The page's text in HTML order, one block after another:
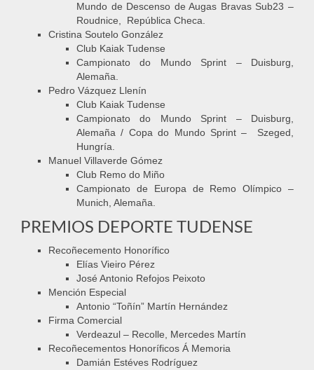
Mundo de Descenso de Augas Bravas Sub23 –
Roudnice, República Checa.
Cristina Soutelo González
Club Kaiak Tudense
Campionato do Mundo Sprint – Duisburg,
Alemaña.
Pedro Vázquez Llenín
Club Kaiak Tudense
Campionato do Mundo Sprint – Duisburg,
Alemaña / Copa do Mundo Sprint – Szeged,
Hungría.
Manuel Villaverde Gómez
Club Remo do Miño
Campionato de Europa de Remo Olímpico –
Munich, Alemaña.
PREMIOS DEPORTE TUDENSE
Recoñecemento Honorífico
Elías Vieiro Pérez
José Antonio Refojos Peixoto
Mención Especial
Antonio “Toñín” Martín Hernández
Firma Comercial
Verdeazul – Recolle, Mercedes Martín
Recoñecementos Honoríficos Á Memoria
Damián Estéves Rodríguez